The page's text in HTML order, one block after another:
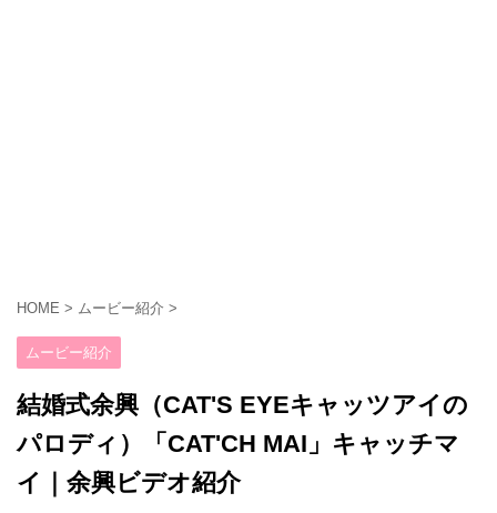
HOME > ムービー紹介 >
ムービー紹介
結婚式余興（CAT'S EYEキャッツアイの
パロディ）「CAT'CH MAI」キャッチマ
イ｜余興ビデオ紹介